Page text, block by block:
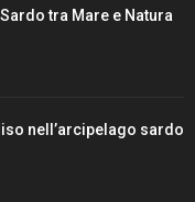
tra Mare e Natura
nell’arcipelago sardo